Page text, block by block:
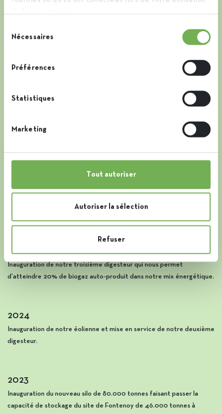
duNécessaires
Préférences
Statistiques
Marketing
Tout autoriser
Autoriser la sélection
Refuser
2025
Inauguration de notre troisième digesteur qui nous permet
d’atteindre 20% de biogaz auto-produit dans notre mix énergétique.
2024
Inauguration de notre éolienne et mise en service de notre deuxième
digesteur.
2023
Inauguration du nouveau silo de 80.000 tonnes faisant passer la
capacité de stockage du site de Fontenoy de 46.000 tonnes à